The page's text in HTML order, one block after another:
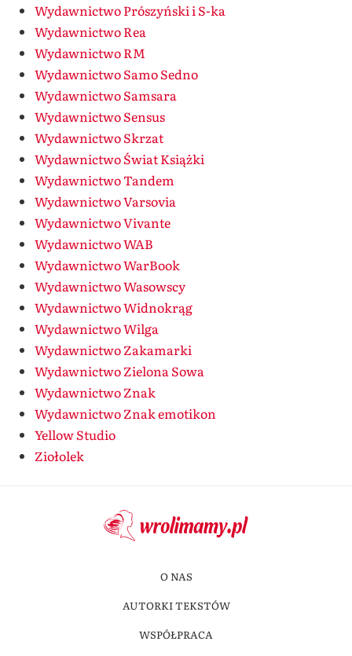
Wydawnictwo Prószyński i S-ka
Wydawnictwo Rea
Wydawnictwo RM
Wydawnictwo Samo Sedno
Wydawnictwo Samsara
Wydawnictwo Sensus
Wydawnictwo Skrzat
Wydawnictwo Świat Książki
Wydawnictwo Tandem
Wydawnictwo Varsovia
Wydawnictwo Vivante
Wydawnictwo WAB
Wydawnictwo WarBook
Wydawnictwo Wasowscy
Wydawnictwo Widnokrąg
Wydawnictwo Wilga
Wydawnictwo Zakamarki
Wydawnictwo Zielona Sowa
Wydawnictwo Znak
Wydawnictwo Znak emotikon
Yellow Studio
Ziołolek
O NAS
AUTORKI TEKSTÓW
WSPÓŁPRACA